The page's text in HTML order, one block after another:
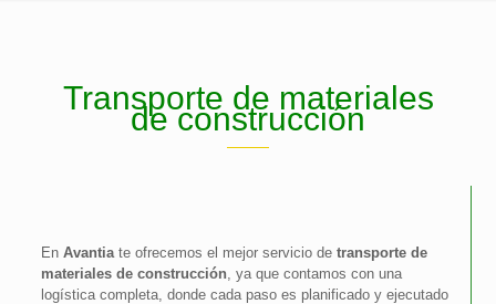
Transporte de materiales
de construcción
En Avantiate ofrecemos el mejor servicio de transporte de
materiales de construcción , ya que contamos con una
logística completa, donde cada paso es planificado y ejecutado